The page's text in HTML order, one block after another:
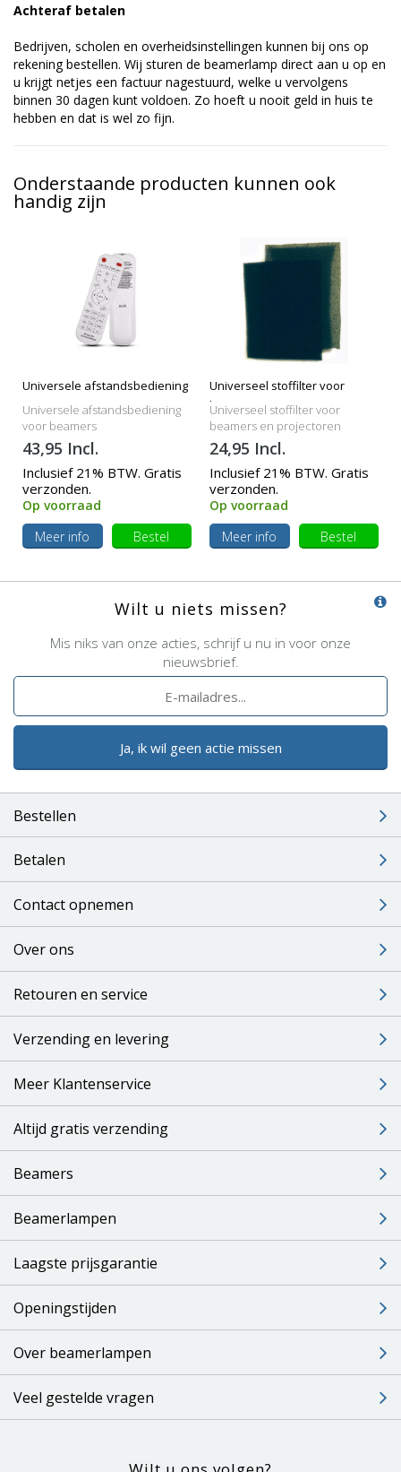
Achteraf betalen
Bedrijven, scholen en overheidsinstellingen kunnen bij ons op
rekening bestellen. Wij sturen de beamerlamp direct aan u op en
u krijgt netjes een factuur nagestuurd, welke u vervolgens
binnen 30 dagen kunt voldoen. Zo hoeft u nooit geld in huis te
hebben en dat is wel zo fijn.
Onderstaande producten kunnen ook
handig zijn
Universele afstandsbediening
Universele afstandsbediening
voor beamers
43,95 Incl.
Inclusief 21% BTW. Gratis
verzonden.
Op voorraad
Meer info
Bestel
Universeel stoffilter voor
beamers
Universeel stoffilter voor
beamers en projectoren
24,95 Incl.
Inclusief 21% BTW. Gratis
verzonden.
Op voorraad
Meer info
Bestel
Wilt u niets missen?
Mis niks van onze acties, schrijf u nu in voor onze
nieuwsbrief.
Ja, ik wil geen actie missen
Bestellen
Betalen
Contact opnemen
Over ons
Retouren en service
Verzending en levering
Meer Klantenservice
Altijd gratis verzending
Beamers
Beamerlampen
Laagste prijsgarantie
Openingstijden
Over beamerlampen
Veel gestelde vragen